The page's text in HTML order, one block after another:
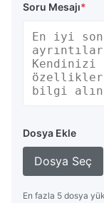
Soru Mesajı*
Dosya Ekle
Dosya Seç
En fazla 5 dosya